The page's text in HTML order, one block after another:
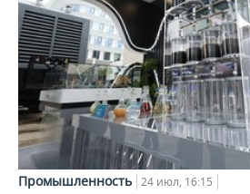
Промышленность 24 июл, 16:15